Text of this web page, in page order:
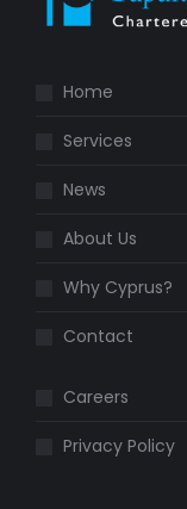
Home
Services
News
About Us
Why Cyprus?
Contact
Careers
Privacy Policy